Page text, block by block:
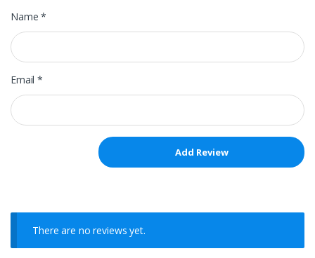
Name*
Email*
There are no reviews yet.